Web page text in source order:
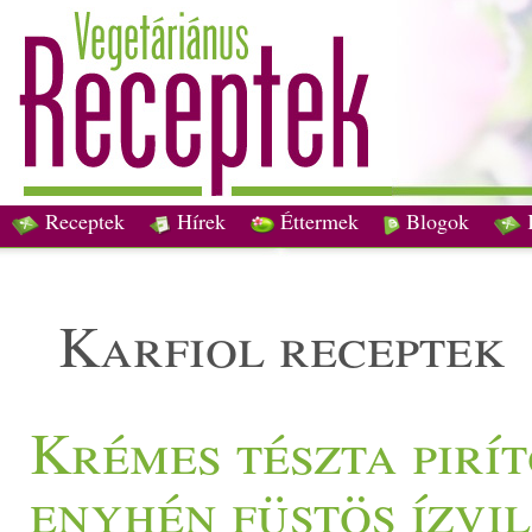
Receptek Hírek Éttermek Blogok
karfiol receptek
Krémes tészta
enyhén füstös